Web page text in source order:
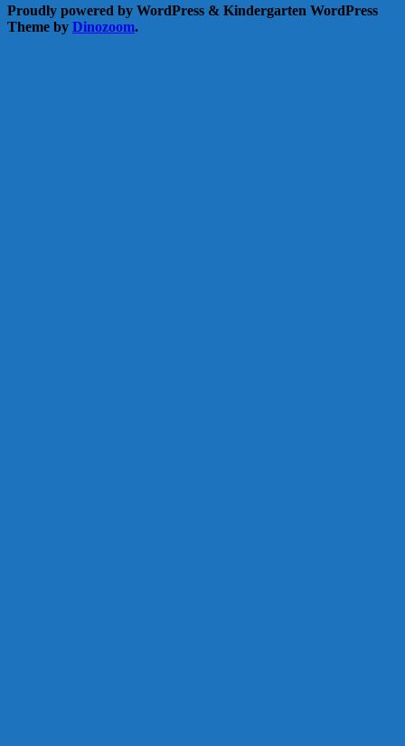
Proudly powered by WordPress & Kindergarten WordPress
Theme by Dinozoom.